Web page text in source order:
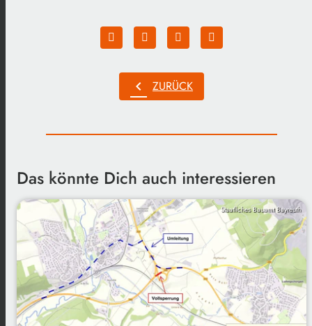
chevron_left ZURÜCK
Das könnte Dich auch interessieren
Staatliches Bauamt Bayreuth